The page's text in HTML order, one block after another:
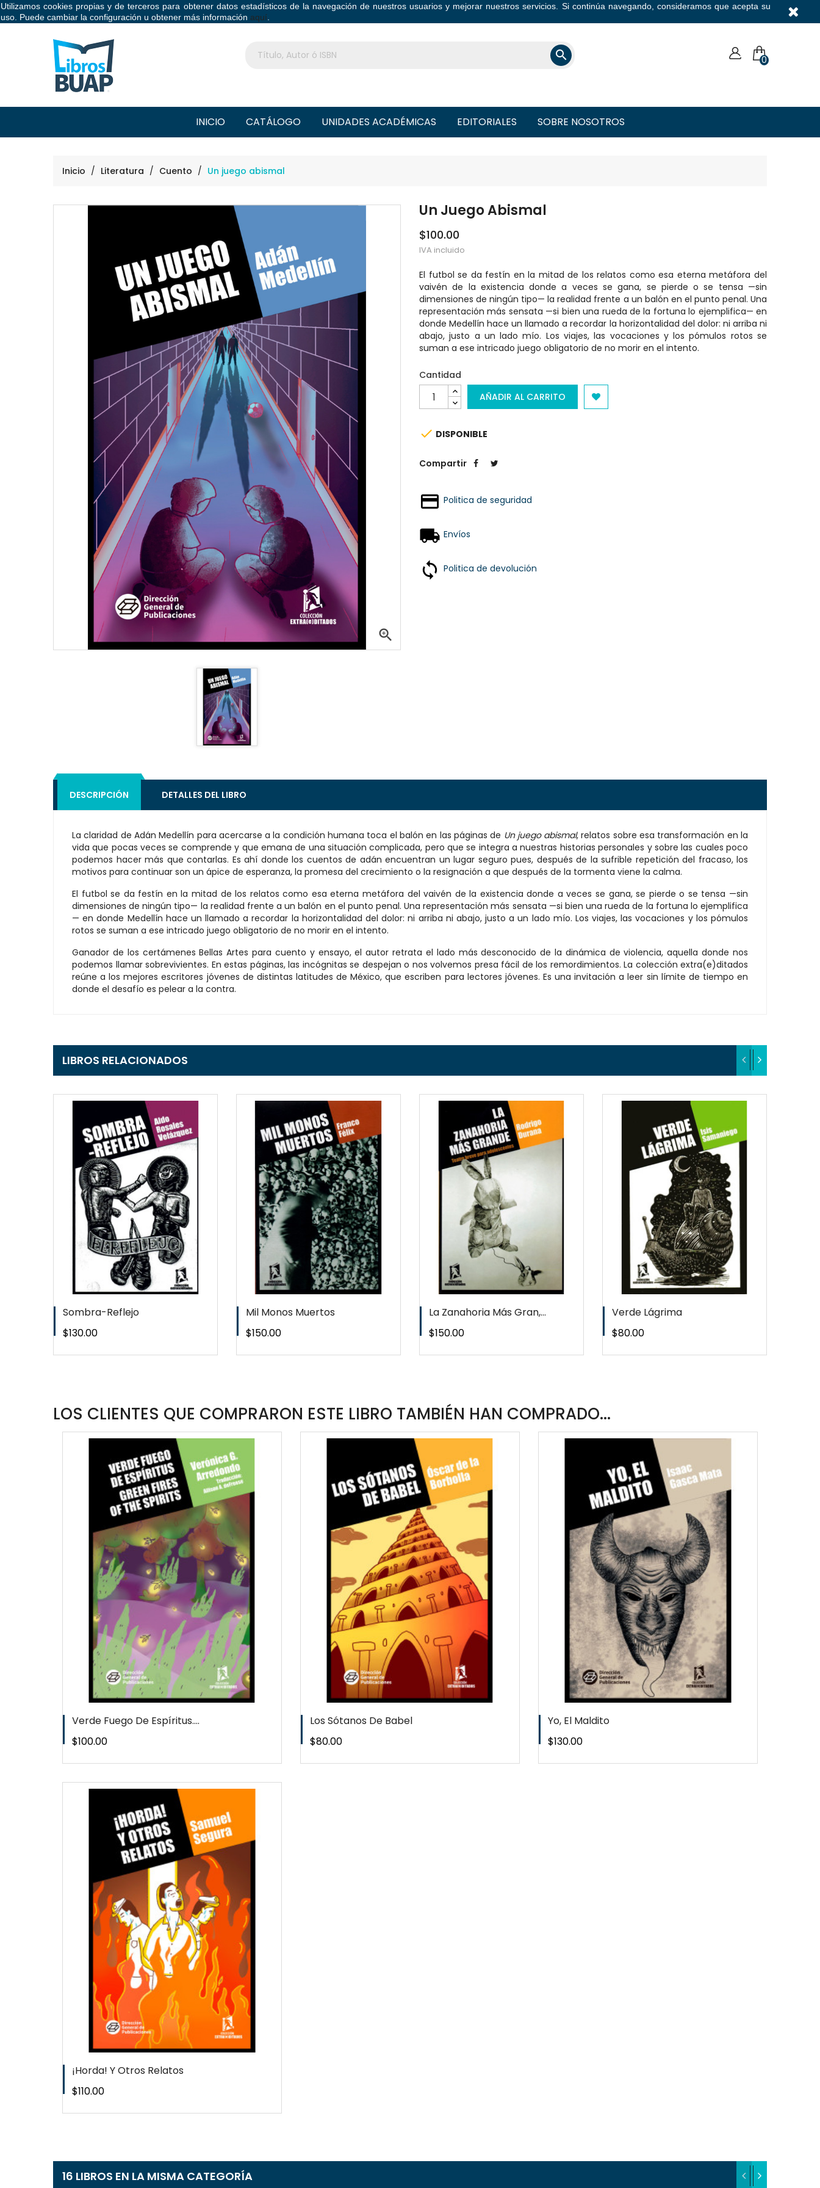
Utilizamos cookies propias y de terceros para obtener datos estadísticos de la navegación de nuestros usuarios y mejorar nuestros servicios. Si continúa navegando, consideramos que acepta su
uso. Puede cambiar la configuración u obtener más información aquí Moneda
Libros BUAP
 0
INICIO CATÁLOGO UNIDADES ACADÉMICAS EDITORIALES SOBRE NOSOTROS
Inicio Literatura Cuento Un juego abismal

Un Juego Abismal
$100.00
IVA incluido
El futbol se da festín en la mitad de los relatos como esa eterna metáfora del
vaivén de la existencia donde a veces se gana, se pierde o se tensa —sin
dimensiones de ningún tipo— la realidad frente a un balón en el punto penal. Una
representación más sensata —si bien una rueda de la fortuna lo ejemplifica— en
donde Medellín hace un llamado a recordar la horizontalidad del dolor: ni arriba ni
abajo, justo a un lado mío. Los viajes, las vocaciones y los pómulos rotos se
suman a ese intricado juego obligatorio de no morir en el intento.
Cantidad
AÑADIR AL CARRITO
 DISPONIBLE
Compartir
Politica de seguridad
Envíos
Politica de devolución
DESCRIPCIÓN DETALLES DEL LIBRO
La claridad de Adán Medellín para acercarse a la condición humana toca el balón en las páginas de Un juego abismal, relatos sobre esa transformación en la
vida que pocas veces se comprende y que emana de una situación complicada, pero que se integra a nuestras historias personales y sobre las cuales poco
podemos hacer más que contarlas. Es ahí donde los cuentos de adán encuentran un lugar seguro pues, después de la sufrible repetición del fracaso, los
motivos para continuar son un ápice de esperanza, la promesa del crecimiento o la resignación a que después de la tormenta viene la calma.
El futbol se da festín en la mitad de los relatos como esa eterna metáfora del vaivén de la existencia donde a veces se gana, se pierde o se tensa —sin
dimensiones de ningún tipo— la realidad frente a un balón en el punto penal. Una representación más sensata —si bien una rueda de la fortuna lo ejemplifica
— en donde Medellín hace un llamado a recordar la horizontalidad del dolor: ni arriba ni abajo, justo a un lado mío. Los viajes, las vocaciones y los pómulos
rotos se suman a ese intricado juego obligatorio de no morir en el intento.
Ganador de los certámenes Bellas Artes para cuento y ensayo, el autor retrata el lado más desconocido de la dinámica de violencia, aquella donde nos
podemos llamar sobrevivientes. En estas páginas, las incógnitas se despejan o nos volvemos presa fácil de los remordimientos. La colección extra(e)ditados
reúne a los mejores escritores jóvenes de distintas latitudes de México, que escriben para lectores jóvenes. Es una invitación a leer sin límite de tiempo en
donde el desafío es pelear a la contra.
LIBROS RELACIONADOS
Sombra-Reflejo
Precio
$130.00
QUICKVIEW
WISHLIST
Mil Monos Muertos
Precio
$150.00
QUICKVIEW
WISHLIST
La Zanahoria Más Gran,...
Precio
$150.00
QUICKVIEW
Verde Lágrima
Precio
$80.00
QUICKVIEW
WISHLIST
LOS CLIENTES QUE COMPRARON ESTE LIBRO TAMBIÉN HAN COMPRADO...
Verde Fuego De Espíritus....
Precio
$100.00
QUICKVIEW
WISHLIST
Los Sótanos De Babel
Precio
$80.00
QUICKVIEW
WISHLIST
Yo, El Maldito
Precio
$130.00
¡Horda! Y Otros Relatos
Precio
$110.00
16 LIBROS EN LA MISMA CATEGORÍA